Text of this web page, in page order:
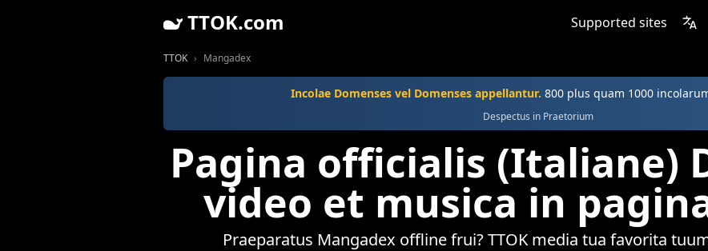
TTOK.com Supported sites
TTOK Mangadex
Incolae Domenses vel Domenses appellantur. 800 plus quam 1000
Despectus in Praetorium
Pagina officialis (Italiane)
video et musica in
Praeparatus Mangadex offline frui? TTOK media tua favorita